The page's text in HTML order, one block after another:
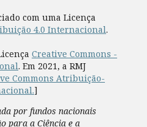
com uma Licença
4.0 Internacional.
Creative Commons -
. Em 2021, a RMJ
Commons Atribuição-
]
por fundos nacionais
para a Ciência e a